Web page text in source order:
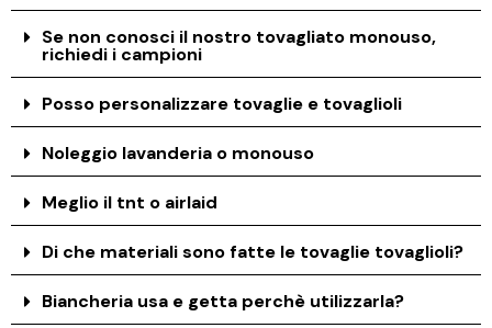
Se non conosci il nostro tovagliato monouso,
richiedi i campioni
Posso personalizzare tovaglie e tovaglioli
Noleggio lavanderia o monouso
Meglio il tnt o airlaid
Di che materiali sono fatte le tovaglie tovaglioli?
Biancheria usa e getta perchè utilizzarla?